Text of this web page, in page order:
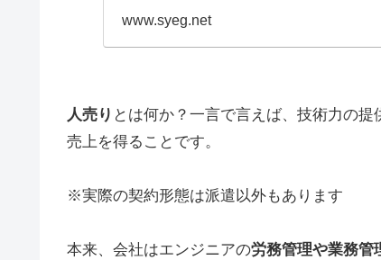
www.syeg.net
人売り とは何か？一言で言えば、技術力の提
売上を得ることです。
※実際の契約形態は派遣以外もあります
本来、会社はエンジニアの労務管理や業務管